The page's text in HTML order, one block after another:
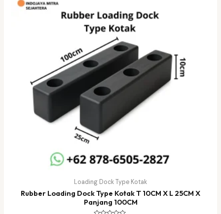
Loading Dock Type Kotak
Rubber Loading Dock Type Kotak T 10CM X L 25CM X
Panjang 100CM